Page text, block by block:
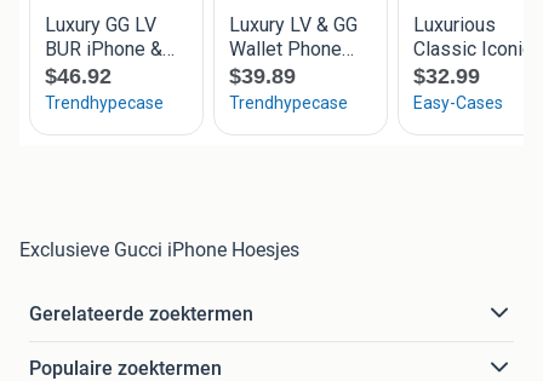
Exclusieve Gucci iPhone Hoesjes
Gerelateerde zoektermen
Populaire zoektermen